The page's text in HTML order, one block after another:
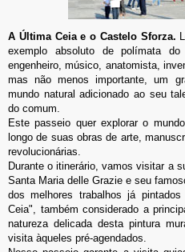
A Última Ceia e o Castelo Sforza.
exemplo absoluto de polímata
engenheiro, músico, anatomista,
mas não menos importante, um
mundo natural adicionado ao seu
do comum.
Este passeio quer explorar o
longo de suas obras de arte,
revolucionárias.
Durante o itinerário, vamos visitar a
Santa Maria delle Grazie e seu
dos melhores trabalhos já
Ceia", também considerado a
natureza delicada desta pintura
visita àqueles pré-agendados.